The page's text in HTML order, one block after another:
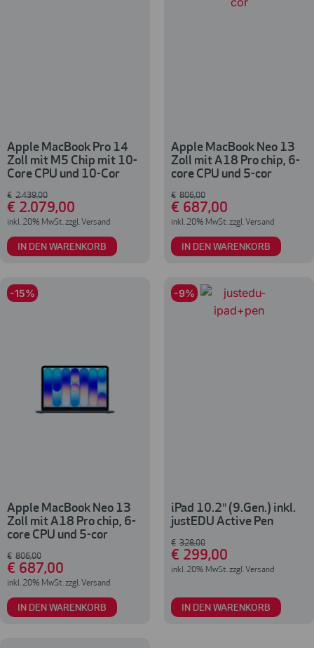
Apple MacBook Pro 14
Zoll mit M5 Chip mit 10-
Core CPU und 10-Cor
€ 2.439,00
€ 2.079,00
inkl. 20% MwSt. zzgl. Versand
IN DEN WARENKORB
Apple MacBook Neo 13
Zoll mit A18 Pro chip, 6-
core CPU und 5-cor
€ 806,00
€ 687,00
inkl. 20% MwSt. zzgl. Versand
IN DEN WARENKORB
Apple MacBook Neo 13
Zoll mit A18 Pro chip, 6-
core CPU und 5-cor
-15%
€ 806,00
€ 687,00
inkl. 20% MwSt. zzgl. Versand
IN DEN WARENKORB
iPad 10.2″ (9.Gen.) inkl.
justEDU Active Pen
-9%
€ 328,00
€ 299,00
inkl. 20% MwSt. zzgl. Versand
IN DEN WARENKORB